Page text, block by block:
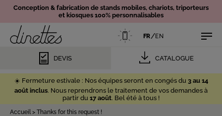
☀️ Fermeture estivale : Nos équipes seront en congés du 3 au 14
août inclus. Nous reprendrons le traitement de vos demandes à
partir du 17 août. Bel été à tous !
Conception & fabrication de stands mobiles, chariots, triporteurs
et kiosques 100% personnalisables
FR/EN
DEVIS CATALOGUE
Accueil> Thanks for this request !